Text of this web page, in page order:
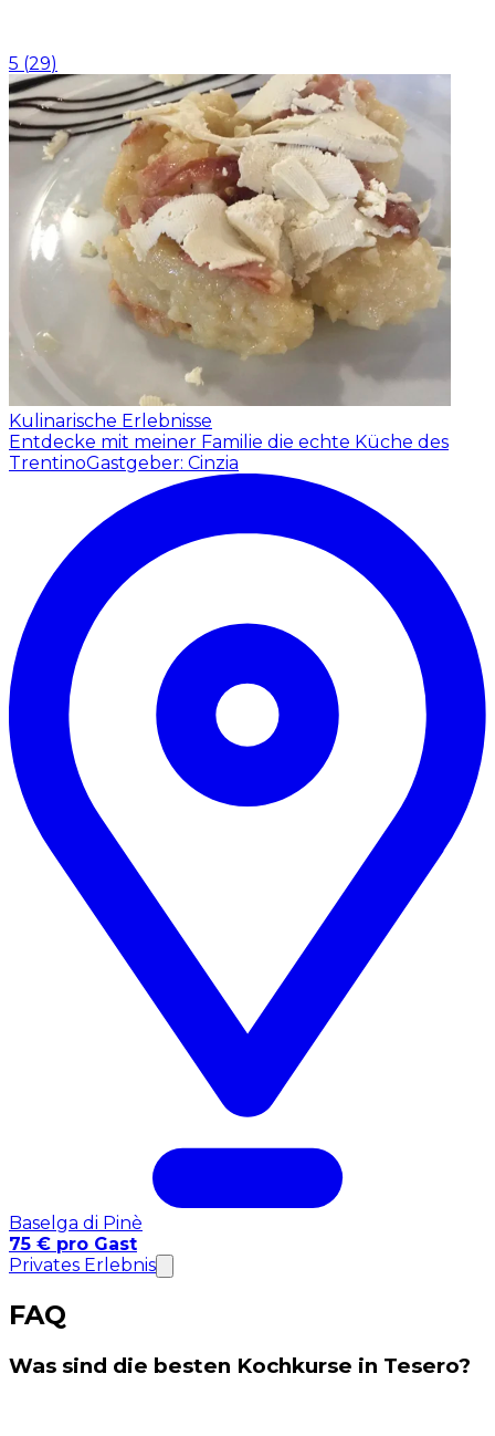
5 (29)
Kulinarische Erlebnisse
Entdecke mit meiner Familie die echte Küche des
TrentinoGastgeber: Cinzia
Baselga di Pinè
75 € pro Gast
Privates Erlebnis
FAQ
Was sind die besten Kochkurse in Tesero?